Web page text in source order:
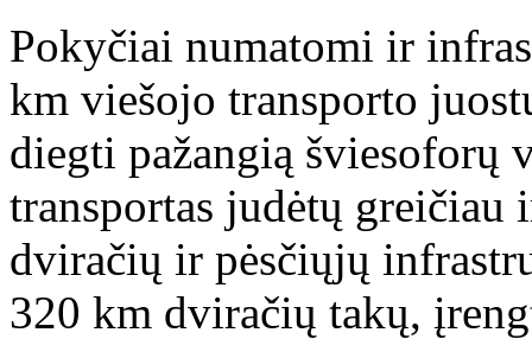
Pokyčiai numatomi ir
km viešojo transporto
diegti pažangią šviesoforų
transportas judėtų greičiau
dviračių ir pėsčiųjų
320 km dviračių takų,